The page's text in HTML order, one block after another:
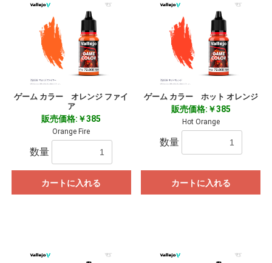
ゲーム カラー オレンジ ファイ
ア
販売価格:￥385
Orange Fire
数量
カートに入れる
ゲーム カラー ホット オレンジ
販売価格:￥385
Hot Orange
数量
カートに入れる